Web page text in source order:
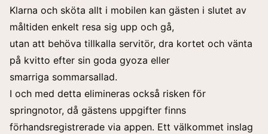
Klarna och sköta allt i mobilen kan gästen i slutet av
måltiden enkelt resa sig upp och gå,
utan att behöva tillkalla servitör, dra kortet och vänta
på kvitto efter sin goda gyoza eller
smarriga sommarsallad.
I och med detta elimineras också risken för
springnotor, då gästens uppgifter finns
förhandsregistrerade via appen. Ett välkommet inslag